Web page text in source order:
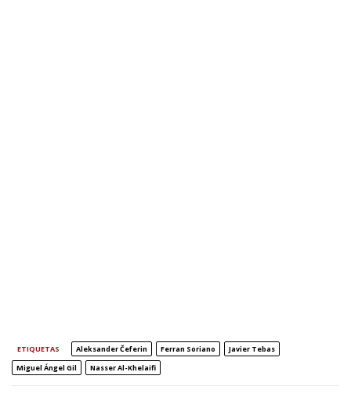
ETIQUETAS Aleksander Čeferin Ferran Soriano
Javier Tebas
Miguel Ángel Gil
Nasser Al-Khelaifi